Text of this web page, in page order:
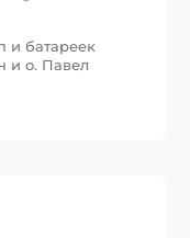
и батареек
и о. Павел